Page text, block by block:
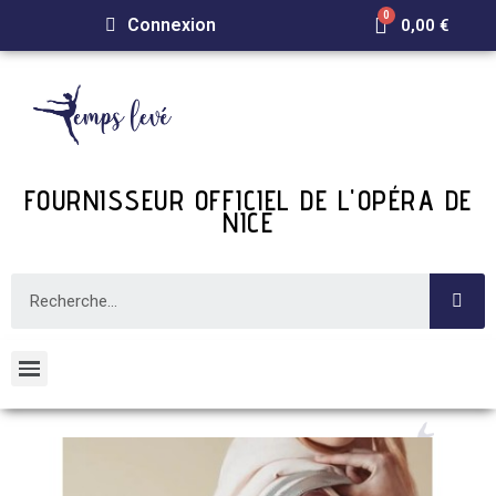
Connexion 0,00 €
FOURNISSEUR OFFICIEL DE L'OPÉRA DE
NICE